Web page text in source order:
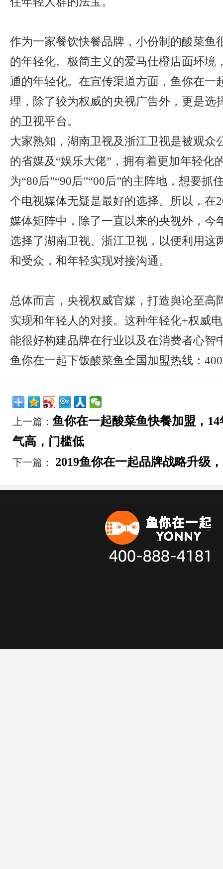
作为一家餐饮快餐品牌，小份制的酸菜鱼
的年轻化。极简主义的爱马仕橙店面环境
通的年轻化。在宣传渠道方面，鱼你在一
理，除了较为权威的央视广告外，更是选
的卫视平台。
大家熟知，湖南卫视及浙江卫视是被观众
的省媒及“娱乐大佬”，拥有着更加年轻化
为“80后”“90后”“00后”的主阵地，想要抓
个电视媒体无疑是最好的选择。所以，在
媒体矩阵中，除了一直以来的央视外，今
选择了湖南卫视、浙江卫视，以便利用这
和受众，和年轻实现对接沟通。
总体而言，央视权威官媒，打造舆论至高
实现和年轻人的对接。这种年轻化+权威
能很好构建品牌在行业以及在消费者心智
鱼你在一起下饭酸菜鱼全国加盟热线：
上一篇： 鱼你在一起酸菜鱼快餐加盟，
气高，门槛低
下一篇： 2019鱼你在一起品牌战略升级